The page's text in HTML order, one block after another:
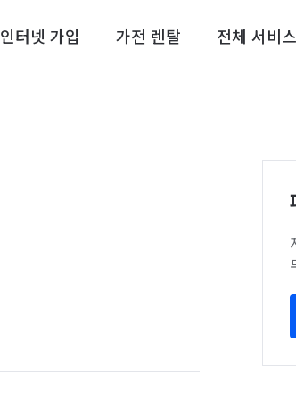
인터넷 가입 가전 렌탈 전체 서비스